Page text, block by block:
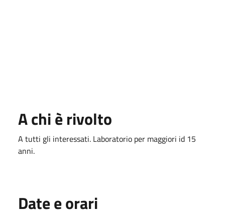
A chi è rivolto
A tutti gli interessati. Laboratorio per maggiori id 15
anni.
Date e orari